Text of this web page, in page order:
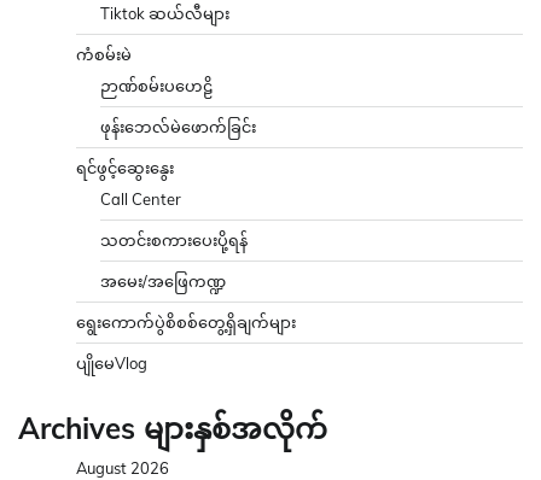
Tiktok ဆယ်လီများ
ကံစမ်းမဲ
ဉာဏ်စမ်းပဟေဠိ
ဖုန်းဘေလ်မဲဖောက်ခြင်း
ရင်ဖွင့်ဆွေးနွေး
Call Center
သတင်းစကားပေးပို့ရန်
အမေး/အဖြေကဏ္ဍ
ရွေးကောက်ပွဲစိစစ်တွေ့ရှိချက်များ
ပျိုမေVlog
Archives များနှစ်အလိုက်
August 2026